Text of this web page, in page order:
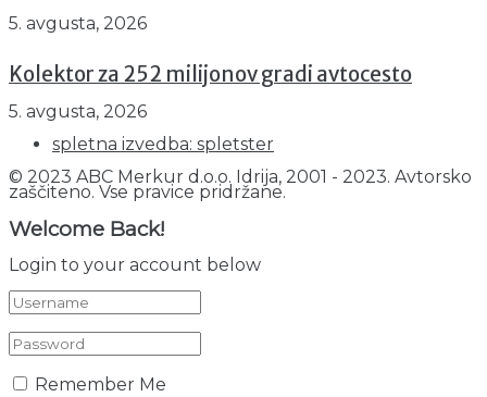
5. avgusta, 2026
Kolektor za 252 milijonov gradi avtocesto
5. avgusta, 2026
spletna izvedba: spletster
© 2023 ABC Merkur d.o.o. Idrija, 2001 - 2023. Avtorsko
zaščiteno. Vse pravice pridržane.
Welcome Back!
Login to your account below
Remember Me